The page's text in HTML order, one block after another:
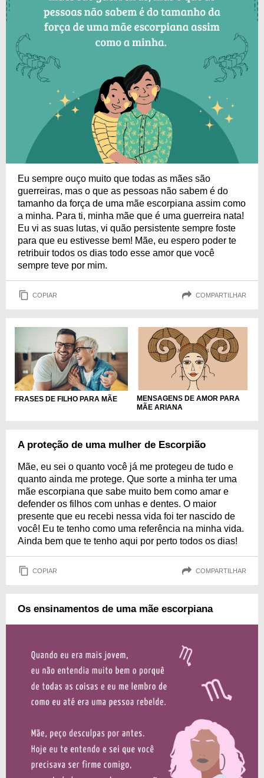
Eu sempre ouço muito que todas as mães são
guerreiras, mas o que as pessoas não sabem é do
tamanho da força de uma mãe escorpiana assim como
a minha. Para ti, minha mãe que é uma guerreira nata!
Eu vi as suas lutas, vi quão persistente sempre foste
para que eu estivesse bem! Mãe, eu espero poder te
retribuir todos os dias todo esse amor que você
sempre teve por mim.
COPIAR COMPARTILHAR
FRASES DE FILHO PARA MÃE
MENSAGENS DE AMOR PARA
MÃE ARIANA
A proteção de uma mulher de Escorpião
Mãe, eu sei o quanto você já me protegeu de tudo e
quanto ainda me protege. Que sorte a minha ter uma
mãe escorpiana que sabe muito bem como amar e
defender os filhos com unhas e dentes. O maior
presente que eu recebi nessa vida foi ter nascido de
você! Eu te tenho como uma referência na minha vida.
Ainda bem que te tenho aqui por perto todos os dias!
COPIAR COMPARTILHAR
Os ensinamentos de uma mãe escorpiana